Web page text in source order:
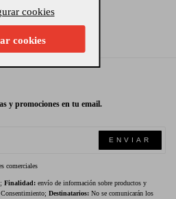
y promociones en tu email.
ENVIAR
comerciales
Finalidad: envío de información sobre productos y
Destinatarios: No se comunicarán los
cookies
cookies